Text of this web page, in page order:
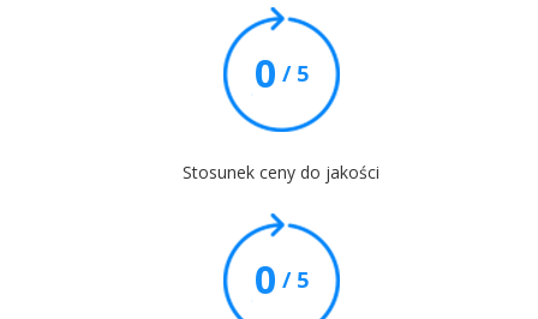
0 / 5
Stosunek ceny do jakości
0 / 5